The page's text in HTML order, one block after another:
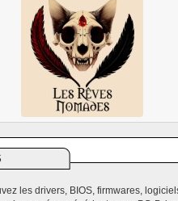
les drivers, BIOS, firmwares,